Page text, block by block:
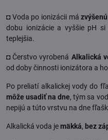
◘ Voda po ionizácii má
dobu ionizácie a vyššie pH
teplejšia.
◘ Čerstvo vyrobená Alkalická
od doby činnosti ionizátora a
Po preliatí alkalickej vody do
môže usadiť na dne, tým sa
nepijú a túto vrstvu na dne
Alkalická voda jemäkká, bez